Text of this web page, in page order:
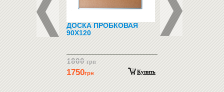
МИНИ -
ДОСКА ПРОБКОВАЯ
90Х120
1800 грн
1750грн Купить
ТРИБУНА